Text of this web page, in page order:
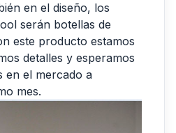
en el diseño, los
serán botellas de
este producto estamos
detalles y esperamos
en el mercado a
mes.